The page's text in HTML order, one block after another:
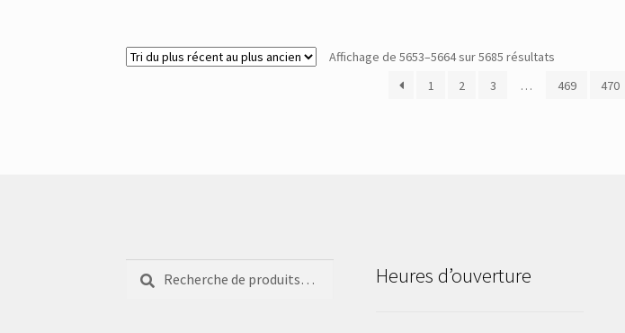
Affichage de 5653–5664 sur 5685 résultats
1 2 3 … 469 470
pour :
Heures d’ouverture